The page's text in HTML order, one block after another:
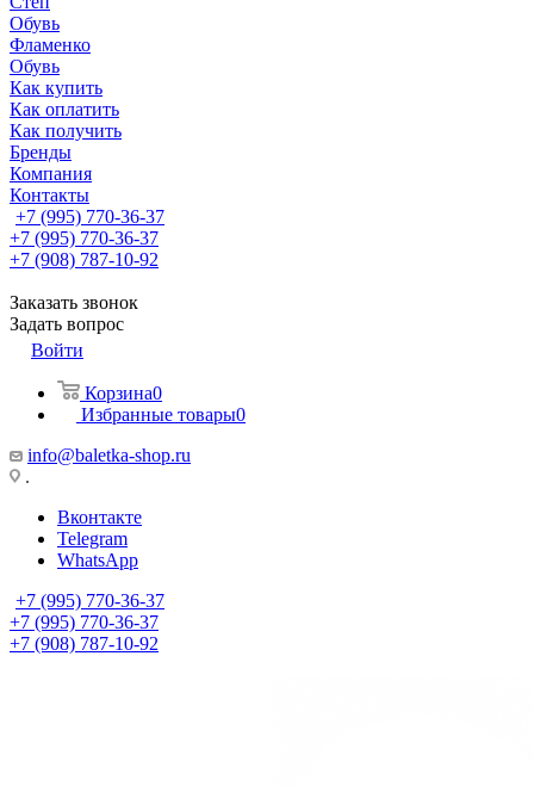
Обувь
Фламенко
Обувь
Как купить
Как оплатить
Как получить
Бренды
Компания
Контакты
+7 (995) 770-36-37
+7 (995) 770-36-37
+7 (908) 787-10-92
Заказать звонок
Задать вопрос
Войти
Корзина0
Избранные товары0
info@baletka-shop.ru
.
Вконтакте
Telegram
WhatsApp
+7 (995) 770-36-37
+7 (995) 770-36-37
+7 (908) 787-10-92